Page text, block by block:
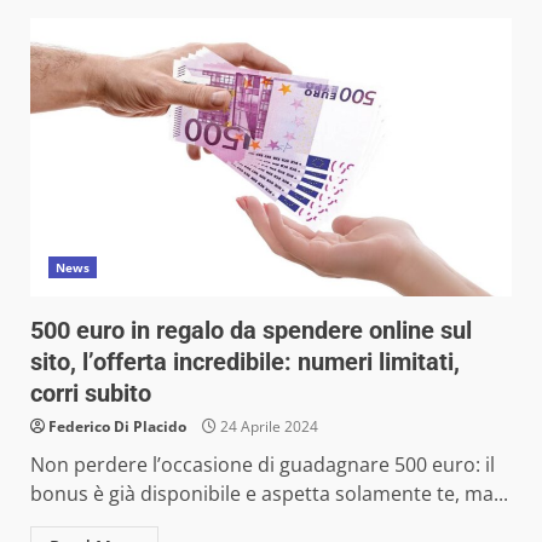
News
500 euro in regalo da spendere online sul
sito, l’offerta incredibile: numeri limitati,
corri subito
Federico Di Placido 24 Aprile 2024
Non perdere l’occasione di guadagnare 500 euro: il
bonus è già disponibile e aspetta solamente te, ma...